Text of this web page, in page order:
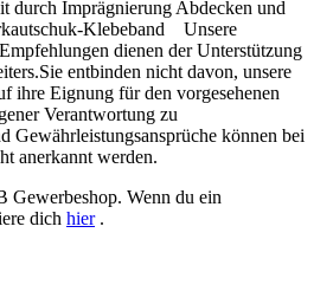
durch Imprägnierung Abdecken und
Klebeband Unsere
dienen der Unterstützung
entbinden nicht davon, unsere
ihre Eignung für den vorgesehenen
Verantwortung zu
Gewährleistungsansprüche können bei
anerkannt werden.
Gewerbeshop. Wenn du ein
dich hier.